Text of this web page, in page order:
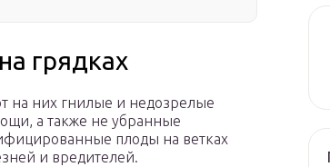
грядках
на них гнилые и недозрелые
а также не убранные
плоды на ветках
и вредителей.